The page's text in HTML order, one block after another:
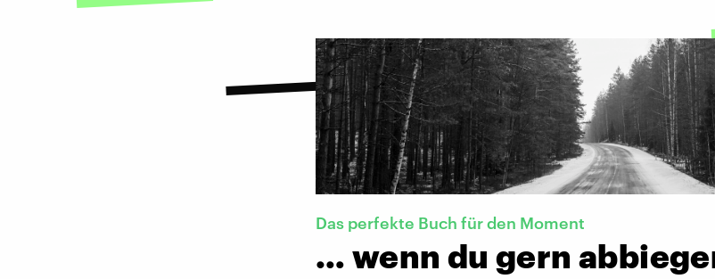
Das perfekte Buch für den Moment
… wenn du gern